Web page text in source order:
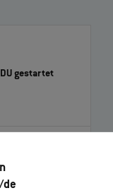
de
gestartet
in Metall